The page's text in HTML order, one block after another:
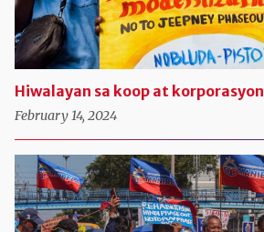
Hiwalayan sa koop at korporasyon
February 14, 2024